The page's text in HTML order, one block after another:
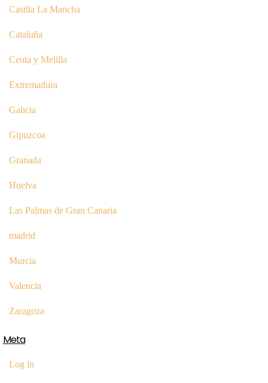
Castlla La Mancha
Cataluña
Ceuta y Melilla
Extremadura
Galicia
Gipuzcoa
Granada
Huelva
Las Palmas de Gran Canaria
madrid
Murcia
Valencia
Zaragoza
Meta
Log in